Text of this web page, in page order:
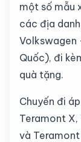
một số mẫu
các địa
Volkswagen
Quốc), đi
quà tặng.
Chuyến đi
Teramont X,
và